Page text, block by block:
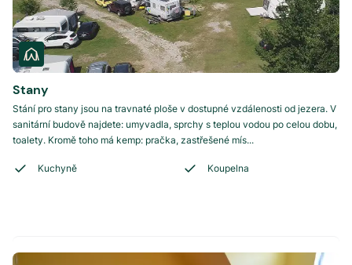
Stany
Stání pro stany jsou na travnaté ploše v dostupné vzdálenosti od jezera. V
sanitární budově najdete: umyvadla, sprchy s teplou vodou po celou dobu,
toalety. Kromě toho má kemp: pračka, zastřešené mís...
Kuchyně Koupelna